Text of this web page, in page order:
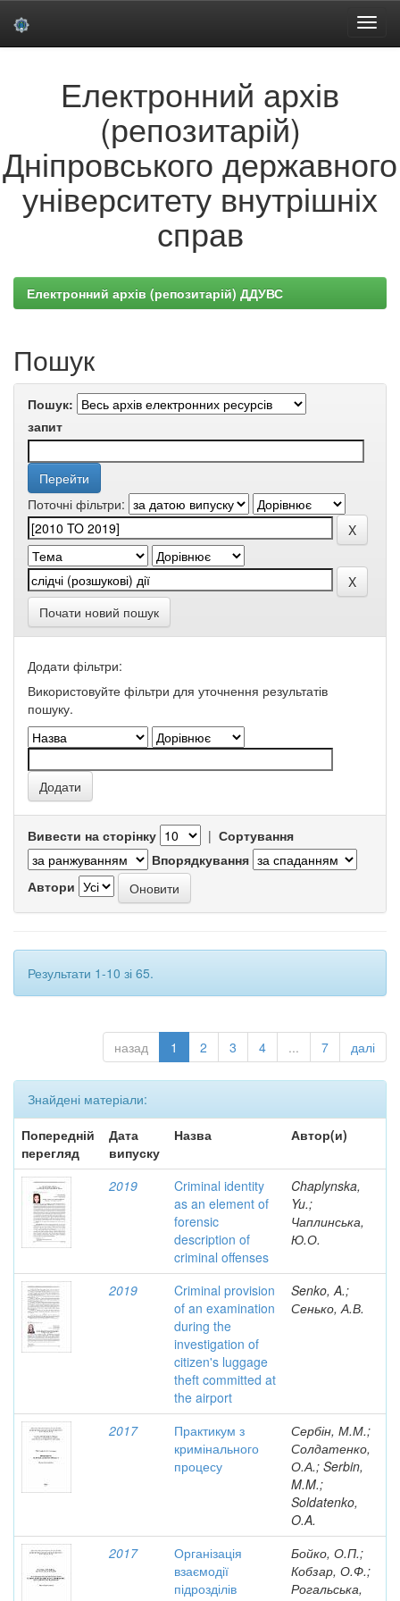
Електронний архів
(репозитарій)
Дніпровського державного
університету внутрішніх
справ
Електронний архів (репозитарій) ДДУВС
Пошук
Пошук:
запит
Поточні фільтри:
Почати новий пошук
Додати фільтри:
Використовуйте фільтри для уточнення результатів
пошуку.
Вивести на сторінку | Сортування
Впорядкування
Автори
Результати 1-10 зі 65.
назад 1 2 3 4 ... 7 далі
Знайдені матеріали:
Попередній
перегляд
Дата
випуску
Назва Автор(и)
2019
Criminal identity
as an element of
forensic
description of
criminal offenses
Chaplynska,
Yu.;
Чаплинська,
Ю.О.
2019
Criminal provision
of an examination
during the
investigation of
citizen's luggage
theft committed at
the airport
Senko, A.;
Сенько, А.В.
2017
Практикум з
кримінального
процесу
Сербін, М.М.;
Солдатенко,
О.А.; Serbin,
M.M.;
Soldatenko,
O.A.
2017
Організація
взаємодії
підрозділів
Бойко, О.П.;
Кобзар, О.Ф.;
Рогальська,